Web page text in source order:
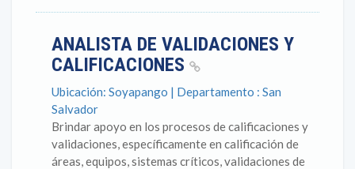
ANALISTA DE VALIDACIONES Y
CALIFICACIONES
Ubicación: Soyapango | Departamento : San
Salvador
Brindar apoyo en los procesos de calificaciones y
validaciones, específicamente en calificación de
áreas, equipos, sistemas críticos, validaciones de